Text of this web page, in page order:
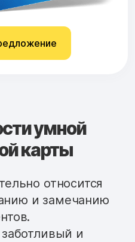
умной
карты
относится
и замечанию
и